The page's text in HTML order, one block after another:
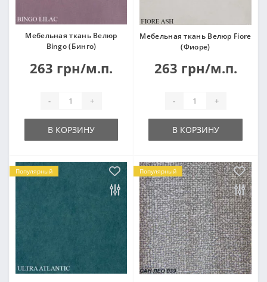
Мебельная ткань Велюр
Bingo (Бинго)
263 грн/м.п.
- +
В КОРЗИНУ
Мебельная ткань Велюр Fiore
(Фиоре)
263 грн/м.п.
- +
В КОРЗИНУ
Популярный Популярный